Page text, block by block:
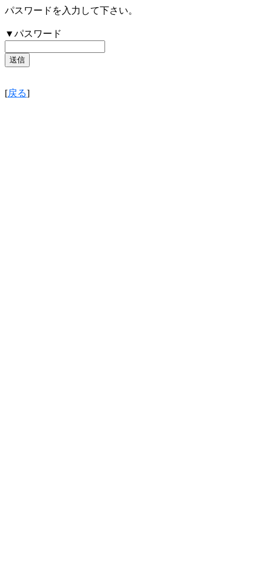
パスワードを入力して下さい。
▼パスワード
[戻る]